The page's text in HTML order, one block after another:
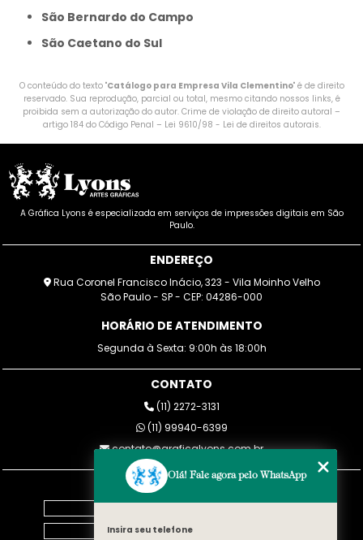
São Bernardo do Campo
São Caetano do Sul
O conteúdo do texto "Catálogo para Empresa Vila Clementino" é de direito
reservado. Sua reprodução, parcial ou total, mesmo citando nossos links, é
proibida sem a autorização do autor. Crime de violação de direito autoral –
artigo 184 do Código Penal – Lei 9610/98 - Lei de direitos autorais.
A Gráfica Lyons é especializada em serviços de impressões digitais em São
Paulo.
ENDEREÇO
Rua Coronel Francisco Inácio, 323 - Vila Moinho Velho
São Paulo - SP - CEP: 04286-000
HORÁRIO DE ATENDIMENTO
Segunda à Sexta: 9:00h às 18:00h
CONTATO
(11) 2272-3131
(11) 99940-6399
contato@graficalyons.com.br
MENU
Home
Empresa
Olá! Fale agora pelo WhatsApp
Insira seu telefone